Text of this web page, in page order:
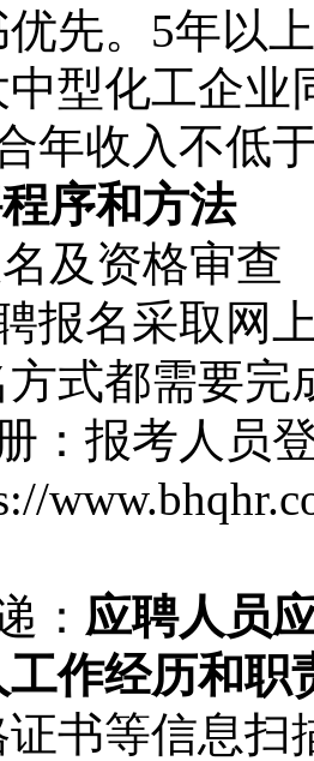
先。 5年以
中型化工企业
年收入不低
序和方法
名及资格审查
报名采取网
方式都需要完
：报考人员
： 应聘人员
作经历和职
书等信息扫